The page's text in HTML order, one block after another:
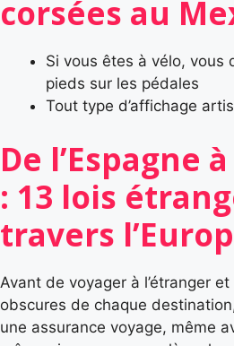
corsées au
Si vous êtes à vélo, vous
pieds sur les pédales
Tout type d’affichage
De l’Espagne
: 13 lois
travers
Avant de voyager à l’étranger
obscures de chaque
une assurance voyage, même